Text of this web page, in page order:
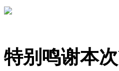
特别鸣谢本